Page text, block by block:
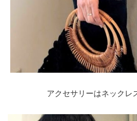
アクセサリーはネックレ